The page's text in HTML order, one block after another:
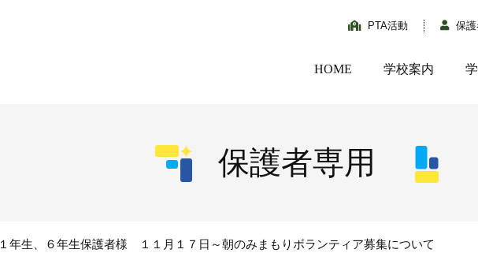
PTA活動 保
HOME 学校案内
保護者専用
１年生、６年生保護者様 １１月１７日～朝のみまもりボランティア募集について